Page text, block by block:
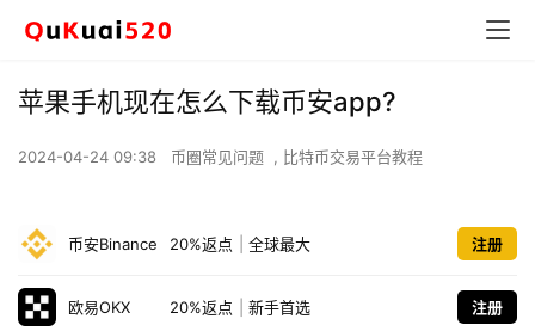
苹果手机现在怎么下载币安app?
2024-04-24 09:38 币圈常见问题 , 比特币交易平台教程
币安Binance 20%返点 全球最大 注册
欧易OKX 20%返点 新手首选 注册